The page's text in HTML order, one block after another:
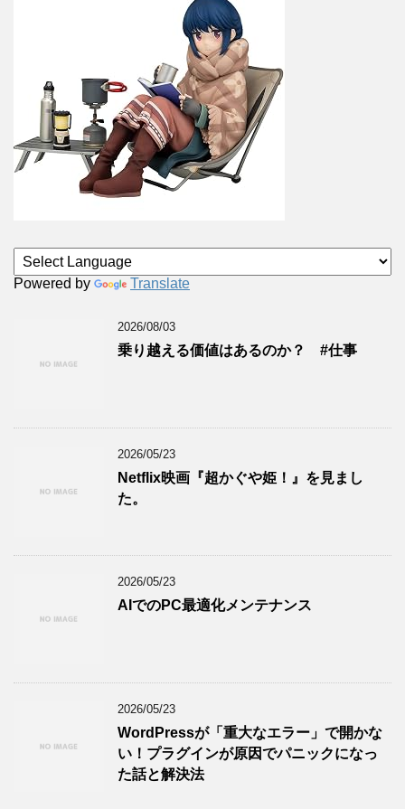
Powered by Translate
2026/08/03
乗り越える価値はあるのか？ #仕事
2026/05/23
Netflix映画『超かぐや姫！』を見まし
た。
2026/05/23
AIでのPC最適化メンテナンス
2026/05/23
WordPressが「重大なエラー」で開かな
い！プラグインが原因でパニックになっ
た話と解決法